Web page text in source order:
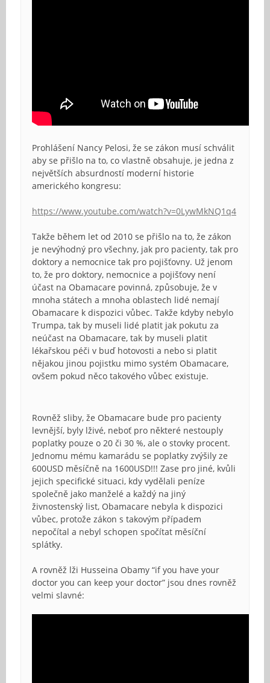
Prohlášení Nancy Pelosi, že se zákon musí schválit
aby se přišlo na to, co vlastně obsahuje, je jedna z
největších absurdností moderní historie
amerického kongresu:
https://www.youtube.com/watch?v=0LywMkNQ1q4
Takže během let od 2010 se přišlo na to, že zákon
je nevýhodný pro všechny, jak pro pacienty, tak pro
doktory a nemocnice tak pro pojišťovny. Už jenom
to, že pro doktory, nemocnice a pojišťovy není
účast na Obamacare povinná, způsobuje, že v
mnoha státech a mnoha oblastech lidé nemají
Obamacare k dispozici vůbec. Takže kdyby nebylo
Trumpa, tak by museli lidé platit jak pokutu za
neúčast na Obamacare, tak by museli platit
lékařskou péči v buď hotovosti a nebo si platit
nějakou jinou pojistku mimo systém Obamacare,
ovšem pokud něco takového vůbec existuje.
Rovněž sliby, že Obamacare bude pro pacienty
levnější, byly lživé, neboť pro některé nestouply
poplatky pouze o 20 či 30 %, ale o stovky procent.
Jednomu mému kamarádu se poplatky zvýšily ze
600USD měsíčně na 1600USD!!! Zase pro jiné, kvůli
jejich specifické situaci, kdy vydělali peníze
společně jako manželé a každý na jiný
živnostenský list, Obamacare nebyla k dispozici
vůbec, protože zákon s takovým případem
nepočítal a nebyl schopen spočítat měsíční
splátky.
A rovněž lži Husseina Obamy “if you have your
doctor you can keep your doctor” jsou dnes rovněž
velmi slavné: